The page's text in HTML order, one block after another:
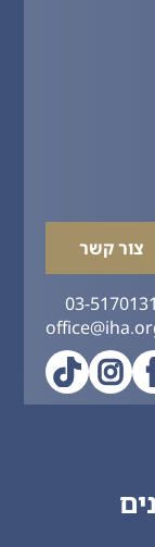
צור קשר
03-5170131